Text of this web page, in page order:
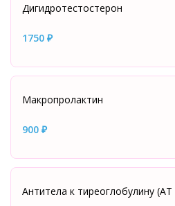
Дигидротестостерон
1750 ₽
Макропролактин
900 ₽
Антитела к тиреоглобулину (АТ